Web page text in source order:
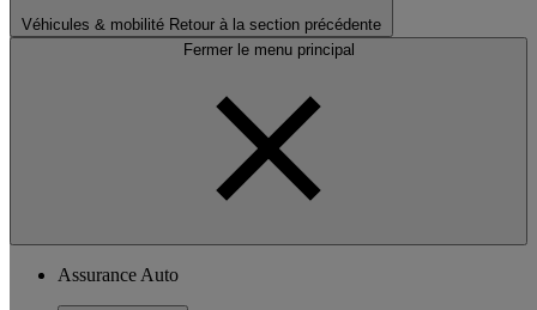
Véhicules & mobilité Retour à la section précédente
Fermer le menu principal
Assurance Auto